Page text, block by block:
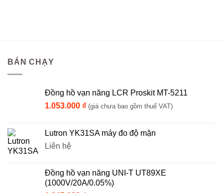
BÁN CHẠY
Đồng hồ vạn năng LCR Proskit MT-5211
1.053.000 ₫ (giá chưa bao gồm thuế VAT)
Lutron YK31SA máy đo độ mặn
Liên hệ
Đồng hồ vạn năng UNI-T UT89XE
(1000V/20A/0.05%)